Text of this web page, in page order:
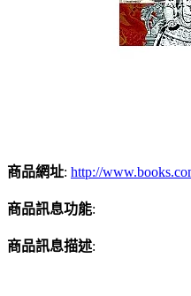
商品網址: http://
商品訊息功能:
商品訊息描述: